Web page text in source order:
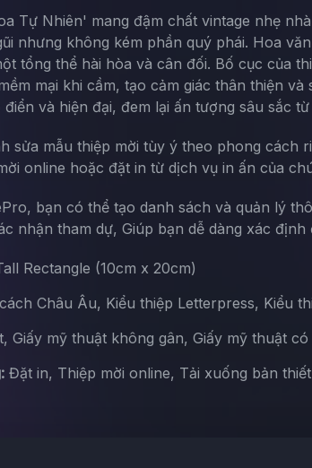
Tự Nhiên' mang đậm chất vintage nhẹ
nhưng không kém phần quý phái. Hoa
tổng thể hài hòa và cân đối. Bố cục của
mại khi cầm, tạo cảm giác thân thiện
và hiện đại, đem lại ấn tượng sâu sắc
sửa mẫu thiệp mời tùy ý theo phong cách
online hoặc đặt in từ dịch vụ in ấn của
bạn có thể tạo danh sách và quản lý
nhận tham dự, Giúp bạn dễ dàng xác
Rectangle (10cm x 20cm)
Châu Âu, Kiểu thiệp Letterpress, Kiểu
Giấy mỹ thuật không gân, Giấy mỹ thuật
Đặt in, Thiệp mời online, Tải xuống bản